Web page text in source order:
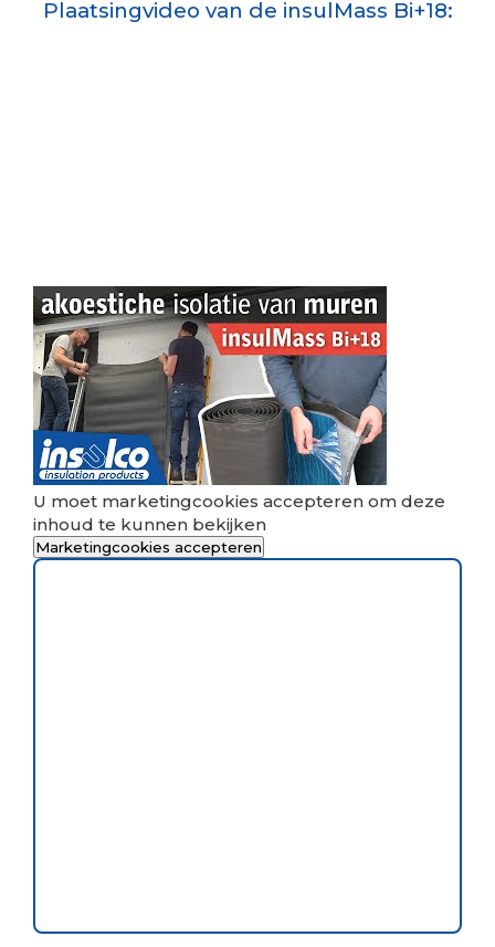
Plaatsingvideo van de insulMass Bi+18:
U moet marketingcookies accepteren om deze
inhoud te kunnen bekijken
Marketingcookies accepteren